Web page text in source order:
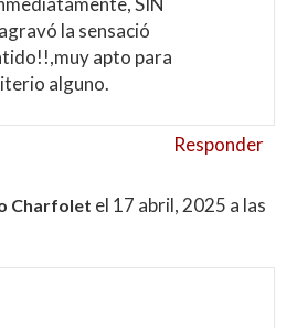
la sensació
apto para
alguno.
Responder
Charfolet el 17 abril, 2025 a las